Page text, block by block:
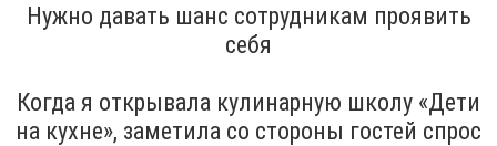
Нужно давать шанс сотрудникам проявить
себя
Когда я открывала кулинарную школу «Дети
на кухне», заметила со стороны гостей спрос